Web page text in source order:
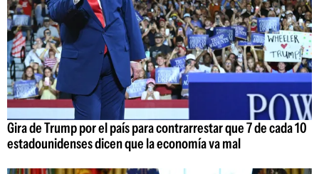
Gira de Trump por el país para contrarrestar que 7 de cada 10
estadounidenses dicen que la economía va mal